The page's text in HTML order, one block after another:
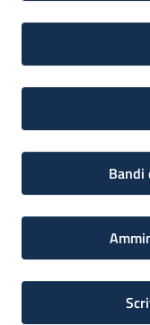
Bandi